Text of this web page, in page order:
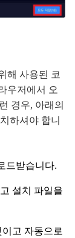
해 사용된 코
우저에서 오
경우, 아래의
하셔야 합니
드받습니다.
설치 파일을
고 자동으로